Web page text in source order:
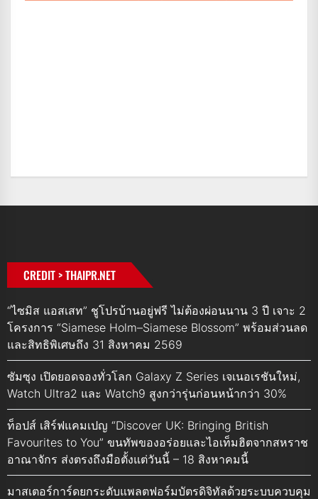
CREDIT > THAIPR.NET
“ไซมิส แอสเสท” ชูโปรบ้านอยู่ฟรี ไม่ต้องผ่อนนาน 3 ปี เจาะ 2
โครงการ “Siamese Holm–Siamese Blossom” พร้อมส่วนลด
และสิทธิพิเศษถึง 31 สิงหาคม 2569
ซัมซุง เปิดยอดจองทั่วโลก Galaxy Z Series เจเนอเรชันใหม่,
Watch Ultra2 และ Watch9 สูงกว่ารุ่นก่อนหน้ากว่า 30%
ท็อปส์ เสิร์ฟแคมเปญ “Discover UK: Bringing British
Favourites to You” ขนทัพของอร่อยและไอเท็มฮิตจากสหราช
อาณาจักร ส่งตรงถึงมือตั้งแต่วันนี้ – 18 สิงหาคมนี้
มาสเตอร์การ์ดยกระดับแพลตฟอร์มบัตรดิจิทัลด้วยระบบควบคุม